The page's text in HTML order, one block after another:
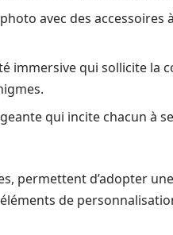
avec des
immersive qui sollicite la
qui incite chacun à
permettent d’adopter
de